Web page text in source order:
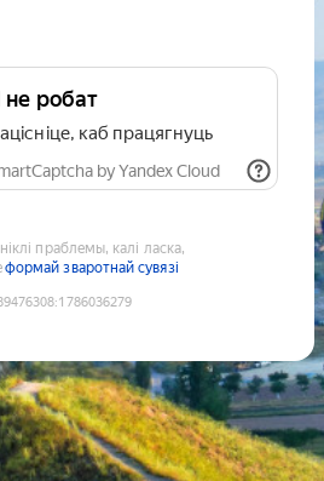
не робат
каб працягнуць
by Yandex Cloud
праблемы, калі ласка,
формай зваротнай сувязі
:1786036279